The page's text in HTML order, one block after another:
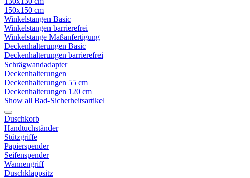
150x150 cm
Winkelstangen Basic
Winkelstangen barrierefrei
Winkelstange Maßanfertigung
Deckenhalterungen Basic
Deckenhalterungen barrierefrei
Schrägwandadapter
Deckenhalterungen
Deckenhalterungen 55 cm
Deckenhalterungen 120 cm
Show all Bad-Sicherheitsartikel
Duschkorb
Handtuchständer
Stützgriffe
Papierspender
Seifenspender
Wannengriff
Duschklappsitz